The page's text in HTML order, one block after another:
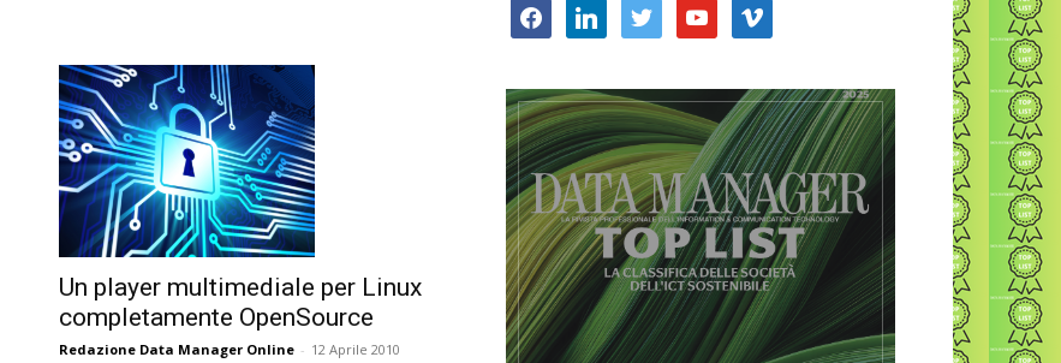
Un player multimediale per Linux
completamente OpenSource
Redazione Data Manager Online - 12 Aprile 2010
facebooklinkedin twitter youtube vimeo